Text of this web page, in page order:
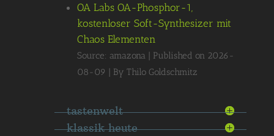
OA Labs OA-Phosphor-1,
kostenloser Soft-Synthesizer mit
Chaos Elementen
Source: amazona
Published on 2026-
08-09
By Thilo Goldschmitz
tastenwelt
klassik heute